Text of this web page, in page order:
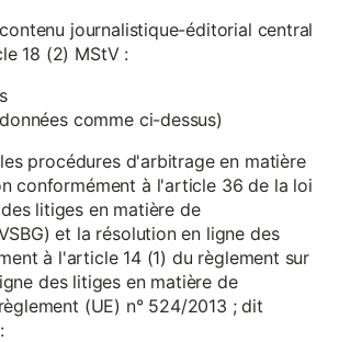
journalistique-éditorial central
18 (2) MStV :
comme ci-dessus)
procédures d'arbitrage en matière
conformément à l'article 36 de la loi
litiges en matière de
et la résolution en ligne des
à l'article 14 (1) du règlement sur
des litiges en matière de
(UE) n° 524/2013 ; dit